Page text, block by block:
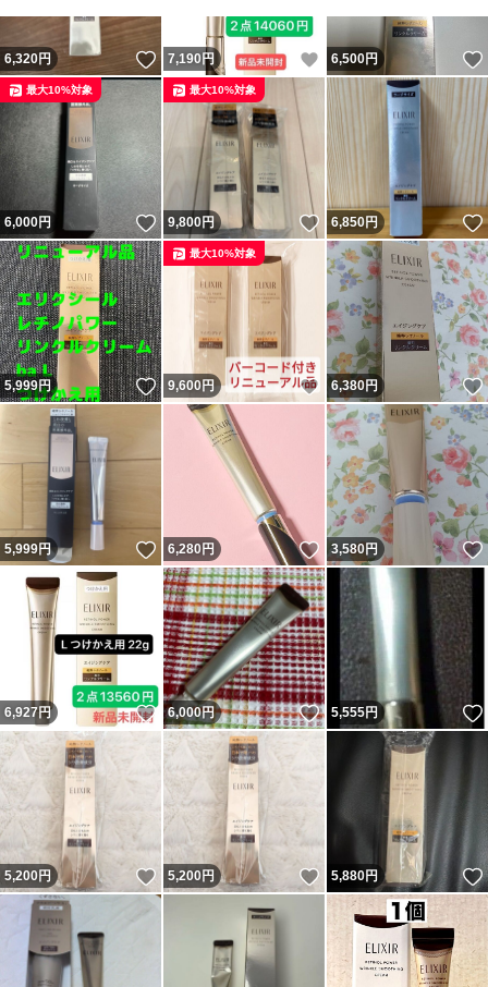
6,320円 いいね！
7,190 円 いいね！
6,500円
6,000円 いいね！
最大10%対象
9,800円 いいね！
最大10%対象
6,850円
5,999円 いいね！
9,600円 いいね！
最大10%対象
6,380円
5,999円 いいね！
6,280円 いいね！
3,580円
6,927円 いいね！
6,000円 いいね！
5,555円
5,200円 いいね！
5,200円 いいね！
5,880円